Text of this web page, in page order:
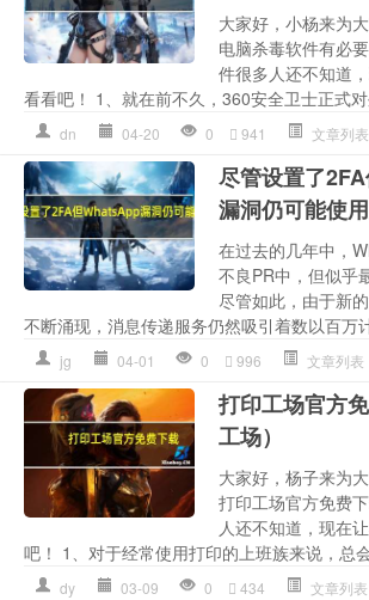
大家好，小杨来为
电脑杀毒软件有必
件很多人还不知道
看看吧！ 1、就在前不久，360安全卫士正式
dn 04-20 0 941 文章列表
尽管设置了
漏洞仍可能使
在过去的几年中，
不良PR中，但似乎
尽管如此，由于新
不断涌现，消息传递服务仍然吸引着数以百万
jg 04-01 0 996 文章列表
打印工场官方
工场）
大家好，杨子来为
打印工场官方免费
人还不知道，现在
吧！ 1、对于经常使用打印的上班族来说，总
dy 03-09 0 434 文章列表